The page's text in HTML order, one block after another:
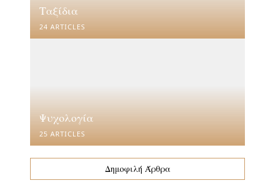
Ταξίδια
24 ARTICLES
Ψυχολογία
25 ARTICLES
Δημοφιλή Άρθρα